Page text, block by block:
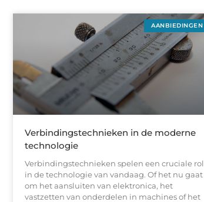
AANBIEDINGEN
Verbindingstechnieken in de moderne
technologie
Verbindingstechnieken spelen een cruciale rol
in de technologie van vandaag. Of het nu gaat
om het aansluiten van elektronica, het
vastzetten van onderdelen in machines of het